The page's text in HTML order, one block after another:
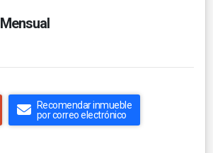
Mensual
Recomendar inmueble
por correo electrónico